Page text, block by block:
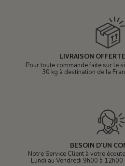
LIVRAISON
Pour toute commande faite sur le
30 kg à destination de la
BESOIN D'UN
Notre Service Client à votre
Lundi au Vendredi 9h00 à